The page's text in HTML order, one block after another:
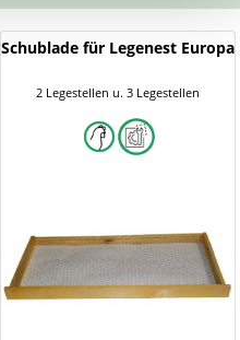
Schublade für Legenest Europa
2 Legestellen u. 3 Legestellen